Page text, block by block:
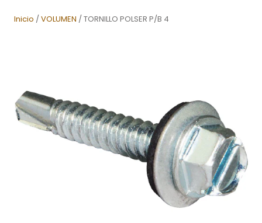
Inicio /VOLUMEN / TORNILLO POLSER P/B 4